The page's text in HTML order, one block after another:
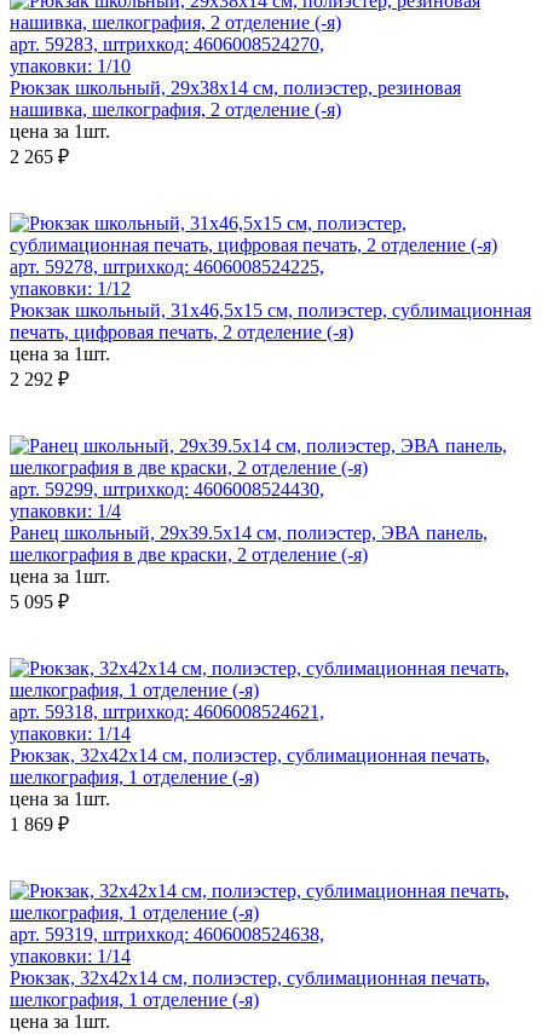
арт. 59283, штрихкод: 4606008524270,
упаковки: 1/10
Рюкзак школьный, 29х38х14 см, полиэстер, резиновая
нашивка, шелкография, 2 отделение (-я)
цена за 1шт.
2 265 ₽
арт. 59278, штрихкод: 4606008524225,
упаковки: 1/12
Рюкзак школьный, 31х46,5х15 см, полиэстер, сублимационная
печать, цифровая печать, 2 отделение (-я)
цена за 1шт.
2 292 ₽
арт. 59299, штрихкод: 4606008524430,
упаковки: 1/4
Ранец школьный, 29х39.5х14 см, полиэстер, ЭВА панель,
шелкография в две краски, 2 отделение (-я)
цена за 1шт.
5 095 ₽
арт. 59318, штрихкод: 4606008524621,
упаковки: 1/14
Рюкзак, 32x42x14 см, полиэстер, сублимационная печать,
шелкография, 1 отделение (-я)
цена за 1шт.
1 869 ₽
арт. 59319, штрихкод: 4606008524638,
упаковки: 1/14
Рюкзак, 32x42x14 см, полиэстер, сублимационная печать,
шелкография, 1 отделение (-я)
цена за 1шт.